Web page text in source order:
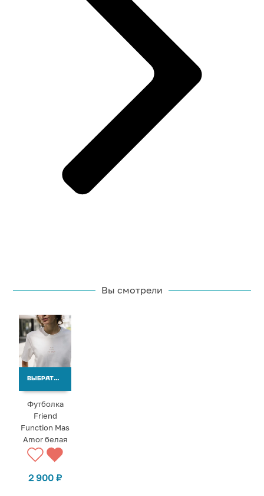
Вы смотрели
ВЫБРАТЬ ВАРИАНТЫ
Футболка
Friend
Function Mas
Amor белая
2 900₽